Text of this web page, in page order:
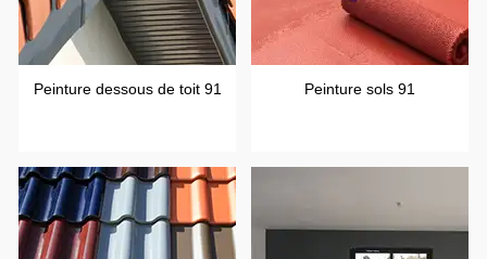
Peinture dessous de toit 91 Peinture sols 91